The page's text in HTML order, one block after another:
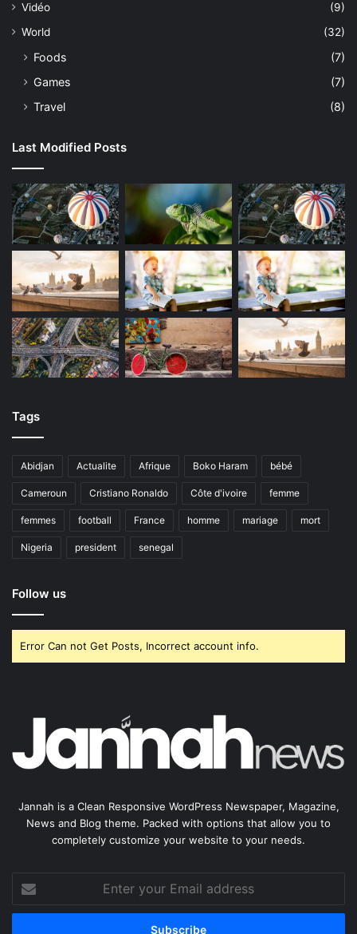
Vidéo
(9)
World
(32)
Foods
(7)
Games
(7)
Travel
(8)
Last Modified Posts
Tags
Abidjan Actualite Afrique Boko Haram bébé
Cameroun Cristiano Ronaldo Côte d'ivoire femme
femmes football France homme mariage mort
Nigeria president senegal
Follow us
Error Can not Get Posts, Incorrect account info.
Jannah is a Clean Responsive WordPress Newspaper, Magazine,
News and Blog theme. Packed with options that allow you to
completely customize your website to your needs.
your
Email